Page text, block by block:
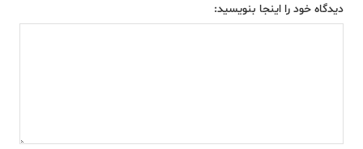
دیدگاه خود را اینجا بنویسید: